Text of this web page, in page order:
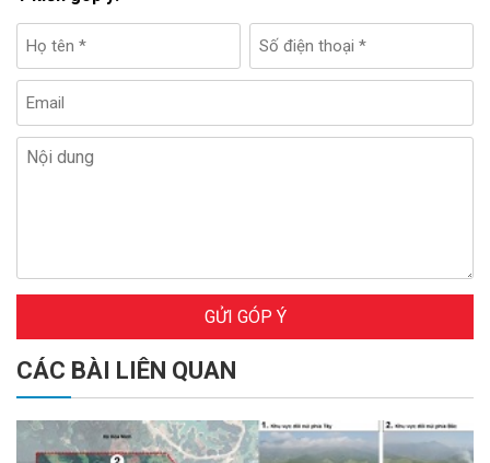
GỬI GÓP Ý
CÁC BÀI LIÊN QUAN